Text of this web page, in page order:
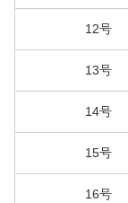
12号
13号
14号
15号
16号